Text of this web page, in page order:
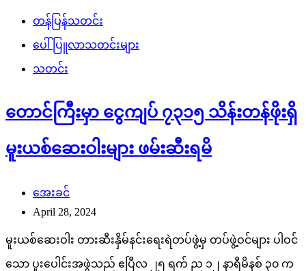
တန်ပြန်သတင်း
ပေါ်ပြူလာသတင်းများ
သတင်း
တောင်ကြီးမှာ ငွေကျပ် ၇၃၁၅ သိန်းတန်ဖိုးရှိ
မူးယစ်ဆေးဝါးများ ဖမ်းဆီးရမိ
အေးခင်
April 28, 2024
မူးယစ်ဆေးဝါး တားဆီးနှိမ်နင်းရေးရဲတပ်ဖွဲ့မှ တပ်ဖွဲ့ဝင်များ ပါဝင်
သော ပူးပေါင်းအဖွဲသည် ဧပြီလ ၂၅ ရက် ည ၁၂ နာရီမိနစ် ၃၀ က